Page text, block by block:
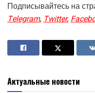
Подписывайтесь на
Telegram,Twitter,
Актуальные новости